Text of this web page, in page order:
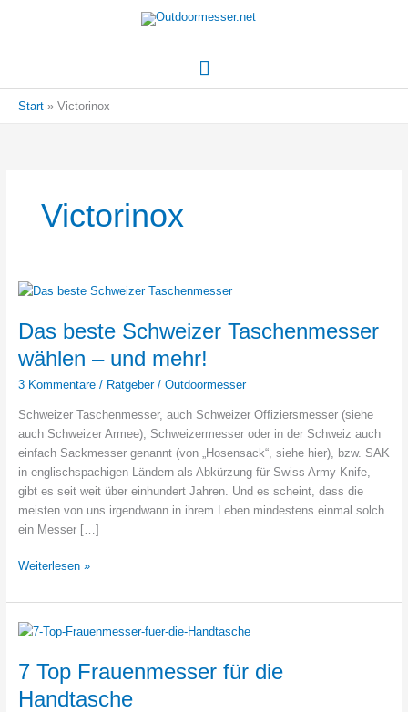
Hauptmenü
Start Victorinox
Victorinox
Das beste Schweizer Taschenmesser
wählen – und mehr!
3 Kommentare / Ratgeber/ Outdoormesser
Schweizer Taschenmesser, auch Schweizer Offiziersmesser (siehe
auch Schweizer Armee), Schweizermesser oder in der Schweiz auch
einfach Sackmesser genannt (von „Hosensack“, siehe hier), bzw. SAK
in englischspachigen Ländern als Abkürzung für Swiss Army Knife,
gibt es seit weit über einhundert Jahren. Und es scheint, dass die
meisten von uns irgendwann in ihrem Leben mindestens einmal solch
ein Messer […]
Das
Schweizer
Taschenmesser
–
und
mehr!
Weiterlesen »
7 Top Frauenmesser für die
Handtasche